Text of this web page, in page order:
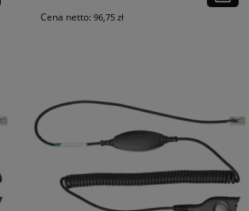
Cena netto: 96,75 zł